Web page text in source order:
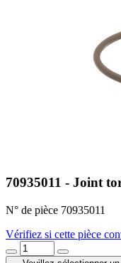
70935011 - Joint
N° de pièce 70935011
Vérifiez si cette pièce